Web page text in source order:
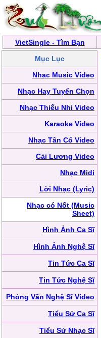
VietSingle - Tìm Bạn
Mục Lục
Nhạc Music Video
Nhạc Hay Tuyển Chọn
Nhạc Thiếu Nhi Video
Karaoke Video
Nhạc Tân Cổ Video
Cải Lương Video
Nhạc Midi
Lời Nhạc (Lyric)
Nhạc có Nốt (Music
Sheet)
Hình Ảnh Ca Sĩ
Hình Ảnh Nghệ Sĩ
Tin Tức Ca Sĩ
Tin Tức Nghệ Sĩ
Phỏng Vấn Nghệ Sĩ Video
Tiểu Sử Ca Sĩ
Tiểu Sử Nhạc Sĩ